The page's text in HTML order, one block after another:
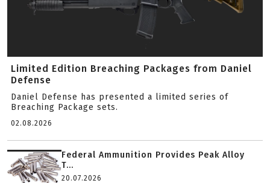
Limited Edition Breaching Packages from Daniel
Defense
Daniel Defense has presented a limited series of
Breaching Package sets.
02.08.2026
Federal Ammunition Provides Peak Alloy
T...
20.07.2026